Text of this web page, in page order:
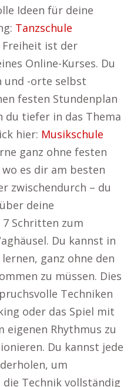
Ideen für deine
Tanzschule
Freiheit ist der
Online-Kurses. Du
und -orte selbst
festen Stundenplan
du tiefer in das Thema
hier: Musikschule
ganz ohne festen
es dir am besten
zwischendurch – du
deine
Schritten zum
Du kannst in
ganz ohne den
zu müssen. Dies
Techniken
oder das Spiel mit
eigenen Rhythmus zu
Du kannst jede
um
Technik vollständig